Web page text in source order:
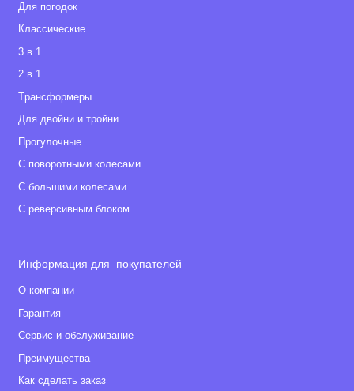
Для погодок
Классические
3 в 1
2 в 1
Tрансформеры
Для двойни и тройни
Прогулочные
С поворотными колесами
С большими колесами
С реверсивным блоком
Информация для покупателей
О компании
Гарантия
Сервис и обслуживание
Преимущества
Как сделать заказ